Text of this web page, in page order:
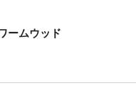
ームウッド